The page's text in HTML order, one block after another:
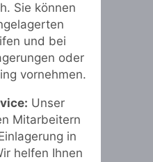
Sie können
und bei
oder
vornehmen.
Unser
Mitarbeitern
in
helfen Ihnen